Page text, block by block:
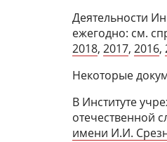
Деятельности
ежегодно: см.
2018,2017,2016,
Некоторые
В Институте
отечественной
имени И.И.